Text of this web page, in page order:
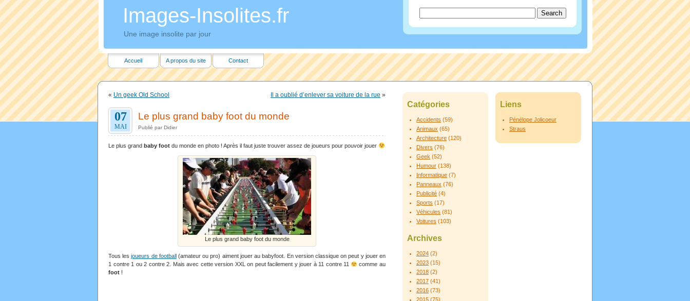
Images-Insolites.fr
Une image insolite par jour
Accueil A propos du site Contact
« Un geek Old School Il a oublié d’enlever sa voiture de la rue »
07
MAI
Le plus grand baby foot du monde
Publié par Didier
Le plus grand baby foot du monde en photo ! Après il faut juste trouver assez de joueurs pour pouvoir jouer
Le plus grand baby foot du monde
Tous lesjoueurs de football (amateur ou pro) aiment jouer au babyfoot. En version classique on peut y jouer en
1 contre 1 ou 2 contre 2. Mais avec cette version XXL on peut facilement y jouer à 11 contre 11
comme au
foot !
Catégories
Accidents (59)
Animaux (65)
Architecture (120)
Divers (76)
Geek (52)
Humour (138)
Informatique (7)
Panneaux (76)
Publicité (4)
Sports (17)
Véhicules (81)
Voitures (103)
Archives
2024 (2)
2023 (15)
2018 (2)
2017 (41)
2016 (73)
2015 (75)
Liens
Pénélope Jolicoeur
Straus